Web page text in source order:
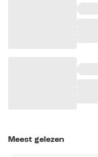
Meest gelezen